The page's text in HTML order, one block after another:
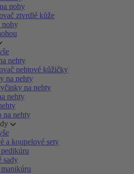
nohy
ztvrdlé kůže
nohy
nehty
nehtové kůžičky
na nehty
na nehty
nehty
na nehty
a koupelové sety
pedikúru
sady
manikúru